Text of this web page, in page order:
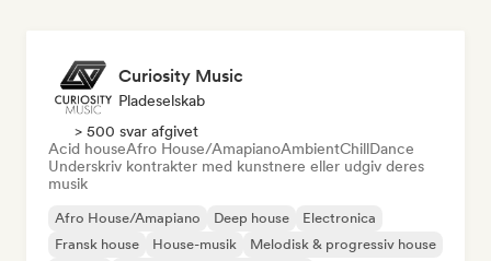
Curiosity Music
Pladeselskab
> 500 svar afgivet
Acid houseAfro House/AmapianoAmbientChillDance
Underskriv kontrakter med kunstnere eller udgiv deres
musik
Afro House/Amapiano Deep house
Electronica
Fransk house
House-musik
Melodisk & progressiv house